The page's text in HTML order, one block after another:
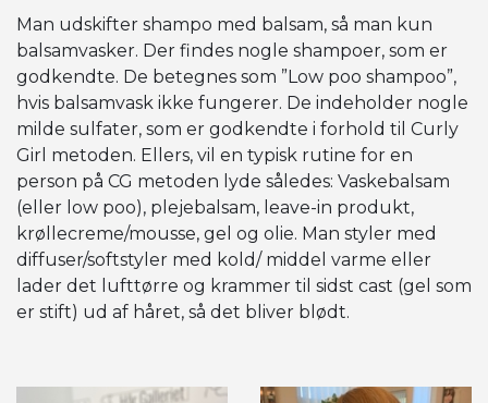
Man udskifter shampo med balsam, så man kun
balsamvasker. Der findes nogle shampoer, som er
godkendte. De betegnes som ”Low poo shampoo”,
hvis balsamvask ikke fungerer. De indeholder nogle
milde sulfater, som er godkendte i forhold til Curly
Girl metoden. Ellers, vil en typisk rutine for en
person på CG metoden lyde således: Vaskebalsam
(eller low poo), plejebalsam, leave-in produkt,
krøllecreme/mousse, gel og olie. Man styler med
diffuser/softstyler med kold/ middel varme eller
lader det lufttørre og krammer til sidst cast (gel som
er stift) ud af håret, så det bliver blødt.